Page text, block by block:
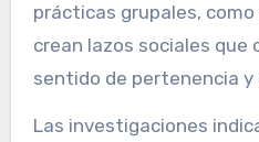
prácticas grupales,
crean lazos sociales que
sentido de pertenencia
Las investigaciones